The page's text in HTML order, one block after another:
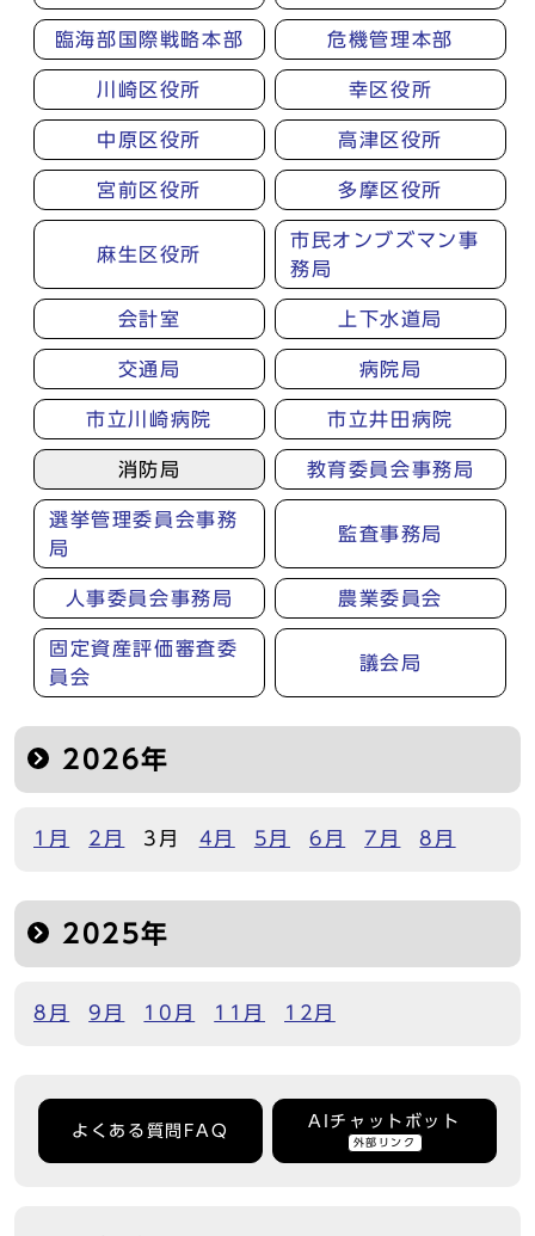
臨海部国際戦略本部 危機管理本部
川崎区役所 幸区役所
中原区役所 高津区役所
宮前区役所 多摩区役所
麻生区役所
市民オンブズマン事
務局
会計室 上下水道局
交通局 病院局
市立川崎病院 市立井田病院
消防局 教育委員会事務局
選挙管理委員会事務
局
監査事務局
人事委員会事務局 農業委員会
固定資産評価審査委
員会
議会局
2026年
1月 2月 3月 4月 5月 6月 7月 8月
2025年
8月 9月 10月 11月 12月
よくある質問FAQ
AIチャットボット
外部リンク